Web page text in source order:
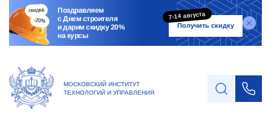
Поздравляем
с Днем строителя
и дарим скидку 20%
на курсы
7-14 августа
Получить скидку
МОСКОВСКИЙ ИНСТИТУТ
ТЕХНОЛОГИЙ И УПРАВЛЕНИЯ